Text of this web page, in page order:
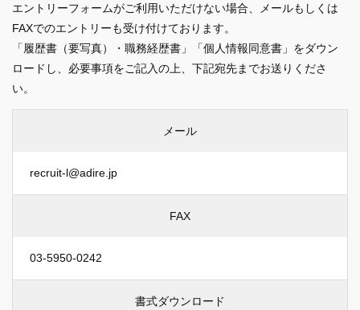
エントリーフォームがご利用いただけない場合、メールもしくは
FAXでのエントリーも受け付けております。
「履歴書（要写真）・職務経歴書」「個人情報同意書」をダウン
ロードし、必要事項をご記入の上、下記宛先までお送りくださ
い。
メール
recruit-l@adire.jp
FAX
03-5950-0242
書式ダウンロード